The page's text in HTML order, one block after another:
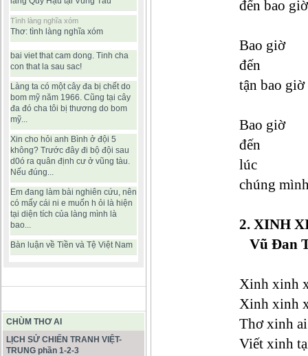
Tình làng nghĩa xóm
Thơ: tình làng nghĩa xóm
bai viet that cam dong. Tinh cha
con that la sau sac!
Làng ta có một cây đa bị chết do
bom mỹ năm 1966. Cũng tại cây
đa đó cha tôi bị thương do bom
mỹ...
Xin cho hỏi anh Bình ở đội 5
không? Trước đây đi bộ đội sau
d0ó ra quân định cư ở vũng tàu.
Nếu đúng...
Em đang làm bài nghiên cứu, nên
có mấy cái ni e muốn h ỏi là hiện
tại diện tích của làng mình là
bao...
Bàn luận về Tiền và Tệ Việt Nam
CHÙM THƠ AI
LỊCH SỬ CHIẾN TRANH VIỆT-
TRUNG phần 1-2-3
đến bao
Bao giờ
đến
tận bao giờ
Bao giờ
đến
lúc
chúng
2. XINH
Vũ Đan
Xinh xinh
Xinh xinh
Thơ xinh
Viết xinh